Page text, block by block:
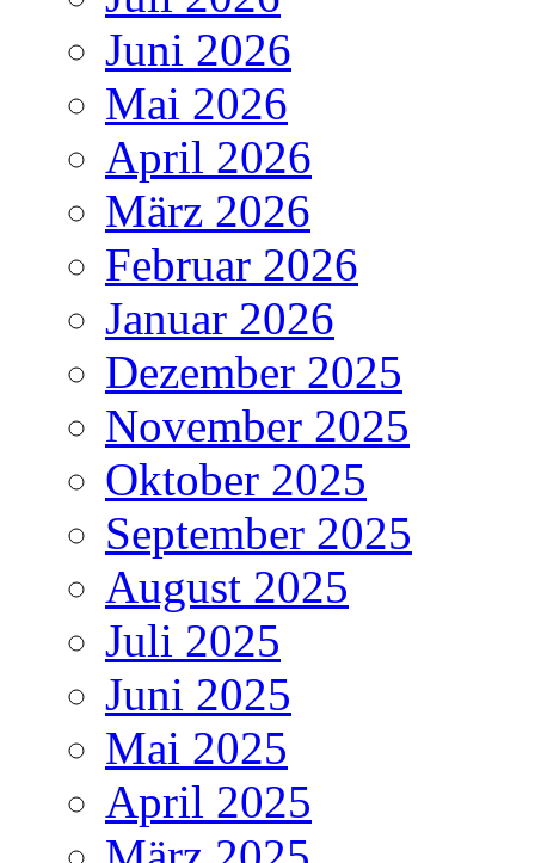
Juni 2026
Mai 2026
April 2026
März 2026
Februar 2026
Januar 2026
Dezember 2025
November 2025
Oktober 2025
September 2025
August 2025
Juli 2025
Juni 2025
Mai 2025
April 2025